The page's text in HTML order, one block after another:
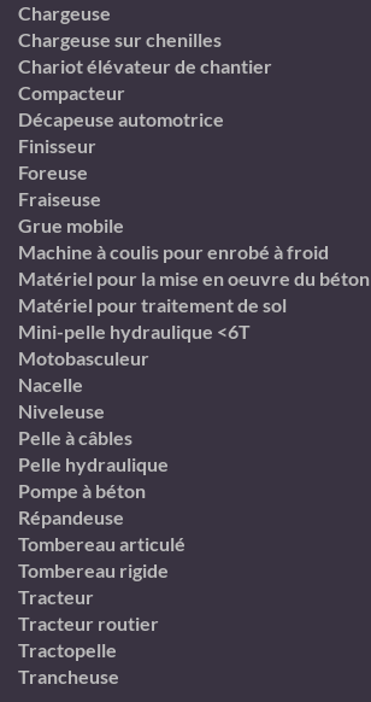
Chargeuse
Chargeuse sur chenilles
Chariot élévateur de chantier
Compacteur
Décapeuse automotrice
Finisseur
Foreuse
Fraiseuse
Grue mobile
Machine à coulis pour enrobé à froid
Matériel pour la mise en oeuvre du béton
Matériel pour traitement de sol
Mini-pelle hydraulique <6T
Motobasculeur
Nacelle
Niveleuse
Pelle à câbles
Pelle hydraulique
Pompe à béton
Répandeuse
Tombereau articulé
Tombereau rigide
Tracteur
Tracteur routier
Tractopelle
Trancheuse